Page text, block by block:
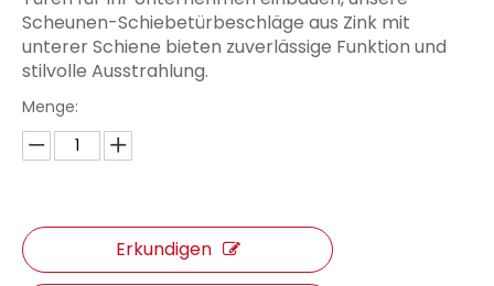
Scheunen-Schiebetürbeschläge aus Zink mit
unterer Schiene bieten zuverlässige Funktion und
stilvolle Ausstrahlung.
Menge:
Erkundigen